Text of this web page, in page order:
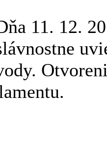
11. 12.